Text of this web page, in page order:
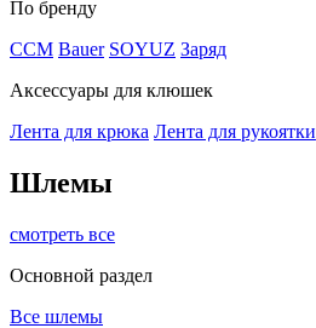
По бренду
CCM Bauer SOYUZ Заряд
Аксессуары для клюшек
Лента для крюка Лента для рукоятки
Шлемы
смотреть все
Основной раздел
Все шлемы